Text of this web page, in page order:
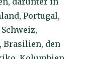
Portugal,
Brasilien, den